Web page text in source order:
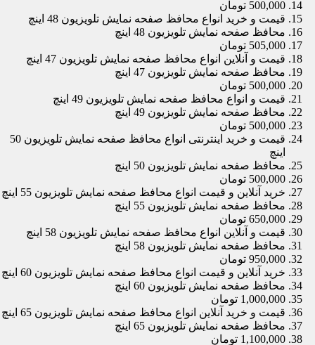
500,000 تومان
قیمت و خرید انواع محافظ صفحه نمایش تلویزیون 48 اینچ
محافظ صفحه نمایش تلویزیون 48 اینچ
505,000 تومان
قیمت و آنلاین انواع محافظ صفحه نمایش تلویزیون 47 اینچ
محافظ صفحه نمایش تلویزیون 47 اینچ
500,000 تومان
قیمت و انواع محافظ صفحه نمایش تلویزیون 49 اینچ
محافظ صفحه نمایش تلویزیون 49 اینچ
500,000 تومان
قیمت و خرید اینترنتی انواع محافظ صفحه نمایش تلویزیون 50
اینچ
محافظ صفحه نمایش تلویزیون 50 اینچ
500,000 تومان
خرید آنلاین و قیمت انواع محافظ صفحه نمایش تلویزیون 55 اینچ
محافظ صفحه نمایش تلویزیون 55 اینچ
650,000 تومان
قیمت و آنلاین انواع محافظ صفحه نمایش تلویزیون 58 اینچ
محافظ صفحه نمایش تلویزیون 58 اینچ
950,000 تومان
خرید آنلاین و قیمت انواع محافظ صفحه نمایش تلویزیون 60 اینچ
محافظ صفحه نمایش تلویزیون 60 اینچ
1,000,000 تومان
قیمت و خرید آنلاین انواع محافظ صفحه نمایش تلویزیون 65 اینچ
محافظ صفحه نمایش تلویزیون 65 اینچ
1,100,000 تومان